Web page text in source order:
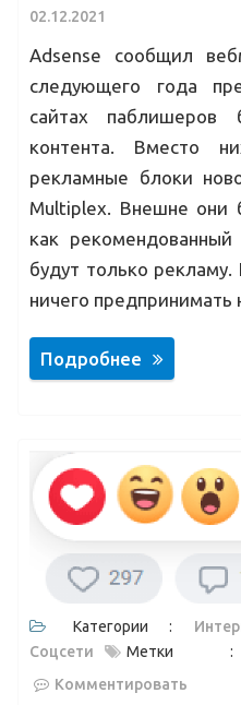
02.12.2021
Adsense сообщил
следующего года
сайтах паблишеров
контента. Вместо
рекламные блоки
Multiplex. Внешне они
как
будут только рекламу.
ничего предпринимать
Подробнее
Категории :
Соцсети
Комментировать